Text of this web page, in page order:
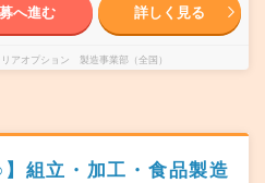
へ進む 詳しく見る
アオプション 製造事業部（全国）
】組立・加工・食品製造